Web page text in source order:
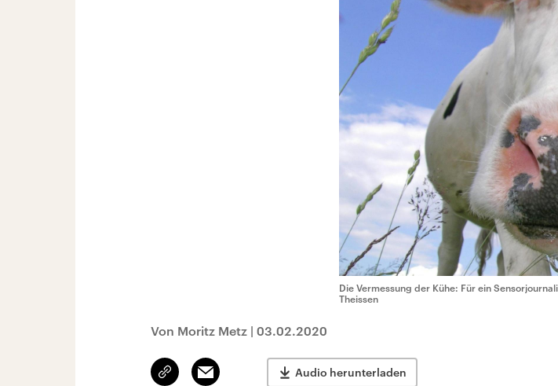
Die Vermessung der Kühe: Für ein
Theissen
Von Moritz Metz | 03.02.2020
Link
kopieren/teilen
Email Audio herunterladen